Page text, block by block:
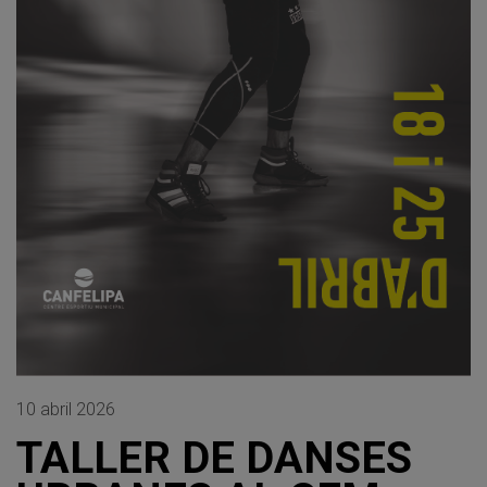
10 abril 2026
TALLER DE DANSES